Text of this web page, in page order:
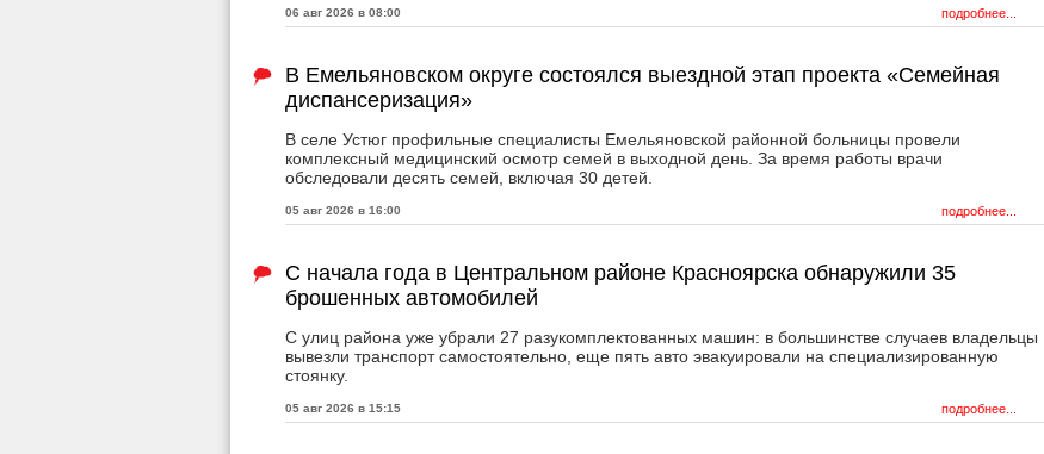
06 авг 2026 в 08:00 подробнее...
В Емельяновском округе состоялся выездной этап проекта «Семейная
диспансеризация»
В селе Устюг профильные специалисты Емельяновской районной больницы провели
комплексный медицинский осмотр семей в выходной день. За время работы врачи
обследовали десять семей, включая 30 детей.
05 авг 2026 в 16:00 подробнее...
С начала года в Центральном районе Красноярска обнаружили 35
брошенных автомобилей
С улиц района уже убрали 27 разукомплектованных машин: в большинстве случаев владельцы
вывезли транспорт самостоятельно, еще пять авто эвакуировали на специализированную
стоянку.
05 авг 2026 в 15:15 подробнее...